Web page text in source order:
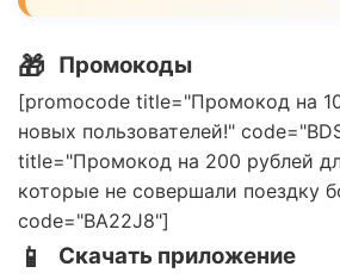
🎁 Промокоды
[promocode title="Промокод на
новых пользователей!"
title="Промокод на 200 рублей
которые не совершали поездку
code="BA22J8"]
📱 Скачать приложение